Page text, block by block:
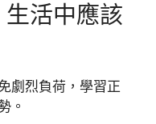
活中應該
劇烈負荷，學習正
。